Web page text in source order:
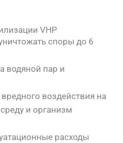
VHP
споры до 6
водяной пар и
воздействия на
и организм
расходы